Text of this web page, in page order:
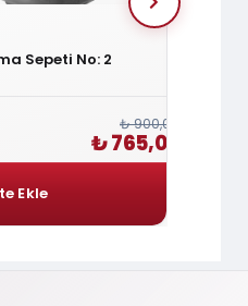
Sepeti No: 2
₺ 900,00
₺ 765,00